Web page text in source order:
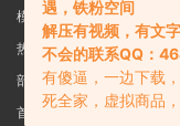
模特女神
热舞视频
部分预览图
首页
遇，铁粉空间
解压有视频，有文
不会的联系QQ：
有傻逼，一边下载
死全家，虚拟商品